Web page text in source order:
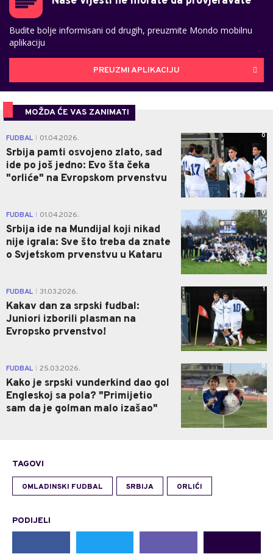
Budite bolje informisani od drugih, preuzmite Mondo mobilnu
aplikaciju
PREUZMI APLIKACIJU
MOŽDA ĆE VAS ZANIMATI
FUDBAL 01.04.2026.
Srbija pamti osvojeno zlato, sad
ide po još jedno: Evo šta čeka
"orliće" na Evropskom prvenstvu
0
FUDBAL 01.04.2026.
Srbija ide na Mundijal koji nikad
nije igrala: Sve što treba da znate
o Svjetskom prvenstvu u Kataru
0
FUDBAL 31.03.2026.
Kakav dan za srpski fudbal:
Juniori izborili plasman na
Evropsko prvenstvo!
1
FUDBAL 25.03.2026.
Kako je srpski vunderkind dao gol
Engleskoj sa pola? "Primijetio
sam da je golman malo izašao"
0
TAGOVI
OMLADINSKI FUDBAL SRBIJA ORLIĆI
PODIJELI